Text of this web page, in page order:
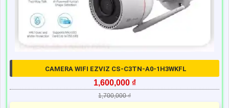
CAMERA WIFI EZVIZ CS-C3TN-A0-1H3WKFL
1,600,000 ₫
1,700,000 ₫